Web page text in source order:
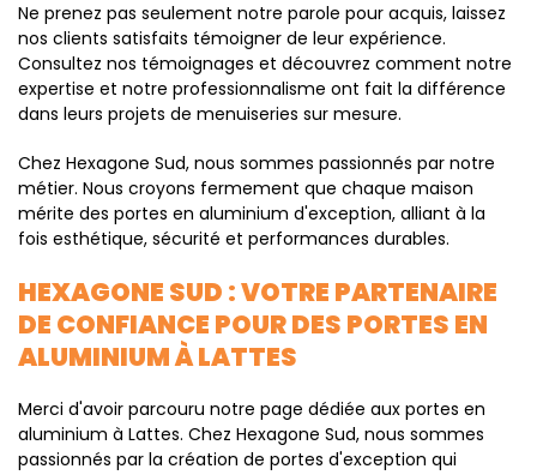
Ne prenez pas seulement notre parole pour acquis, laissez
nos clients satisfaits témoigner de leur expérience.
Consultez nos témoignages et découvrez comment notre
expertise et notre professionnalisme ont fait la différence
dans leurs projets de menuiseries sur mesure.
Chez Hexagone Sud, nous sommes passionnés par notre
métier. Nous croyons fermement que chaque maison
mérite des portes en aluminium d'exception, alliant à la
fois esthétique, sécurité et performances durables.
HEXAGONE SUD : VOTRE PARTENAIRE
DE CONFIANCE POUR DES PORTES EN
ALUMINIUM À LATTES
Merci d'avoir parcouru notre page dédiée aux portes en
aluminium à Lattes. Chez Hexagone Sud, nous sommes
passionnés par la création de portes d'exception qui